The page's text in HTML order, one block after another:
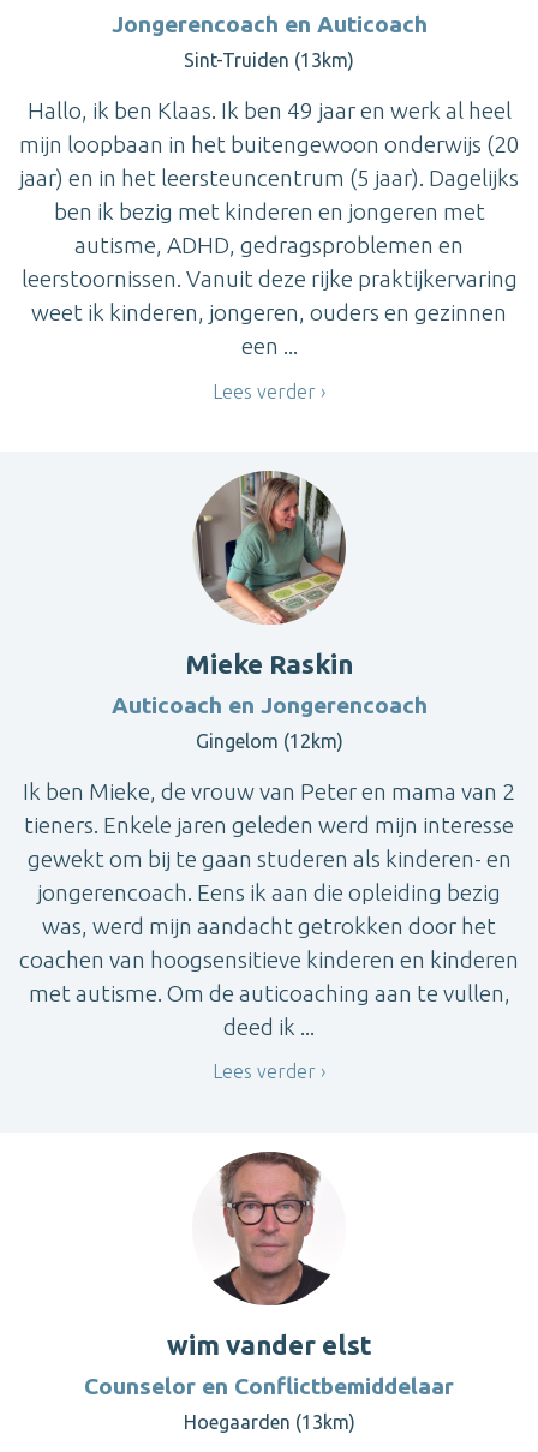
Jongerencoach en Auticoach
Sint-Truiden (13km)
Hallo, ik ben Klaas. Ik ben 49 jaar en werk al heel
mijn loopbaan in het buitengewoon onderwijs (20
jaar) en in het leersteuncentrum (5 jaar). Dagelijks
ben ik bezig met kinderen en jongeren met
autisme, ADHD, gedragsproblemen en
leerstoornissen. Vanuit deze rijke praktijkervaring
weet ik kinderen, jongeren, ouders en gezinnen
een ...
Lees verder
Mieke Raskin
Auticoach en Jongerencoach
Gingelom (12km)
Ik ben Mieke, de vrouw van Peter en mama van 2
tieners. Enkele jaren geleden werd mijn interesse
gewekt om bij te gaan studeren als kinderen- en
jongerencoach. Eens ik aan die opleiding bezig
was, werd mijn aandacht getrokken door het
coachen van hoogsensitieve kinderen en kinderen
met autisme. Om de auticoaching aan te vullen,
deed ik ...
Lees verder
wim vander elst
Counselor en Conflictbemiddelaar
Hoegaarden (13km)